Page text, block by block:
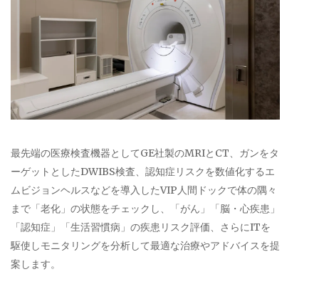
最先端の医療検査機器としてGE社製のMRIとCT、ガンをタ
ーゲットとしたDWIBS検査、認知症リスクを数値化するエ
ムビジョンヘルスなどを導入したVIP人間ドックで体の隅々
まで「老化」の状態をチェックし、「がん」「脳・心疾患」
「認知症」「生活習慣病」の疾患リスク評価、さらにITを
駆使しモニタリングを分析して最適な治療やアドバイスを提
案します。